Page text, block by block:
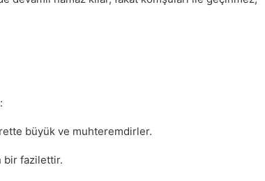
büyük ve muhteremdirler.
bir fazilettir.